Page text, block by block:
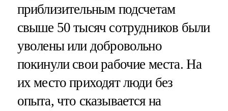
приблизительным подсчетам
свыше 50 тысяч сотрудников были
уволены или добровольно
покинули свои рабочие места. На
их место приходят люди без
опыта, что сказывается на